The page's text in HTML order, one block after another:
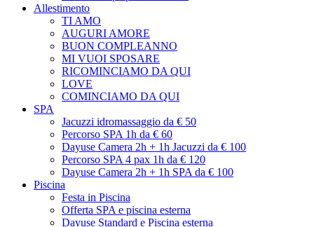
Allestimento
TI AMO
AUGURI AMORE
BUON COMPLEANNO
MI VUOI SPOSARE
RICOMINCIAMO DA QUI
LOVE
COMINCIAMO DA QUI
SPA
Jacuzzi idromassaggio da € 50
Percorso SPA 1h da € 60
Dayuse Camera 2h + 1h Jacuzzi da € 100
Percorso SPA 4 pax 1h da € 120
Dayuse Camera 2h + 1h SPA da € 100
Piscina
Festa in Piscina
Offerta SPA e piscina esterna
Dayuse Standard e Piscina esterna